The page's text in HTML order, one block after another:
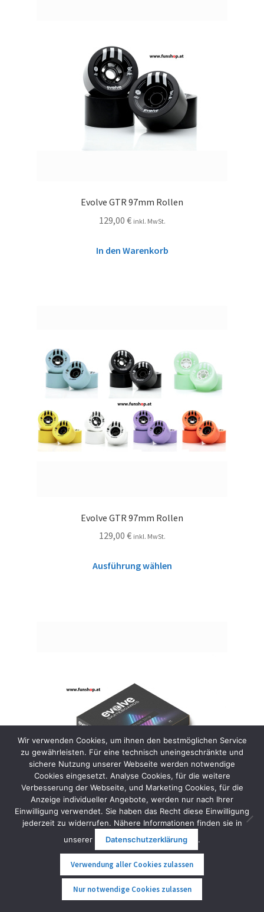
Evolve GTR 97mm Rollen
129,00 € inkl. MwSt.
In den Warenkorb
Evolve GTR 97mm Rollen
129,00 € inkl. MwSt.
Ausführung wählen
36,00€ inkl. MwSt.
In den Warenkorb
Wir verwenden Cookies, um ihnen den bestmöglichen Service
zu gewährleisten. Für eine technisch uneingeschränkte und
sichere Nutzung unserer Webseite werden notwendige
Cookies eingesetzt. Analyse Cookies, für die weitere
Verbesserung der Webseite, und Marketing Cookies, für die
Anzeige individueller Angebote, werden nur nach Ihrer
Einwilligung verwendet. Sie haben das Recht diese Einwilligung
jederzeit zu widerrufen. Nähere Informationen finden sie in
unserer
Datenschutzerklärung .
Verwendung aller Cookies zulassen
Nur notwendige Cookies zulassen